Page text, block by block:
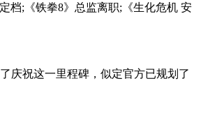
档;《铁拳8》总监离职;《生化危机 安
庆祝这一里程碑，似定官方已规划了